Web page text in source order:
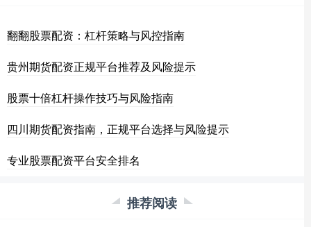
翻翻股票配资：杠杆策略与风控指南
贵州期货配资正规平台推荐及风险提示
股票十倍杠杆操作技巧与风险指南
四川期货配资指南，正规平台选择与风险提示
专业股票配资平台安全排名
推荐阅读